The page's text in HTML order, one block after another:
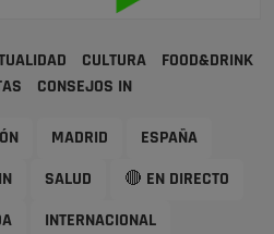
CULTURA
FOOD&DRINK
CONSEJOS IN
MADRID ESPAÑA
SALUD 🔴 EN DIRECTO
INTERNACIONAL